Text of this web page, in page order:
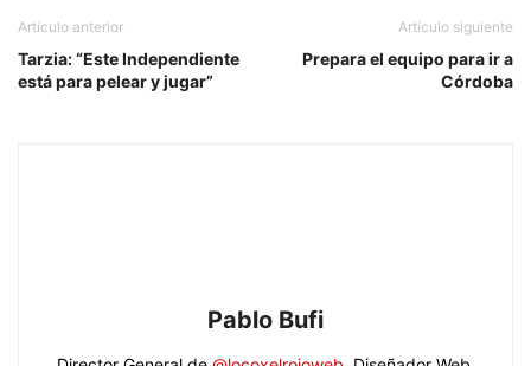
Artículo anterior
Tarzia: “Este Independiente
está para pelear y jugar”
Artículo siguiente
Prepara el equipo para ir a
Córdoba
Pablo Bufi